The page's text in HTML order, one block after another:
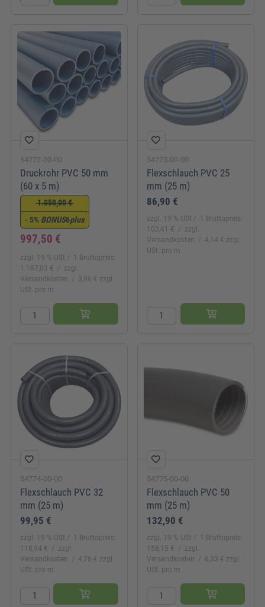
54772-00-00
Druckrohr PVC 50 mm
(60 x 5 m)
1.050,00 €
- 5% BONUS6plus
997,50 €
zzgl. 19 % USt
1 Bruttopreis:
1.187,03 €
zzgl.
Versandkosten
3,96 € zzgl.
USt. pro m
54773-00-00
Flexschlauch PVC 25
mm (25 m)
86,90 €
zzgl. 19 % USt
1 Bruttopreis:
103,41 €
zzgl.
Versandkosten
4,14 € zzgl.
USt. pro m
54774-00-00
Flexschlauch PVC 32
mm (25 m)
99,95 €
zzgl. 19 % USt
1 Bruttopreis:
118,94 €
zzgl.
Versandkosten
4,76 € zzgl.
USt. pro m
54775-00-00
Flexschlauch PVC 50
mm (25 m)
132,90 €
zzgl. 19 % USt
1 Bruttopreis:
158,15 €
zzgl.
Versandkosten
6,33 € zzgl.
USt. pro m